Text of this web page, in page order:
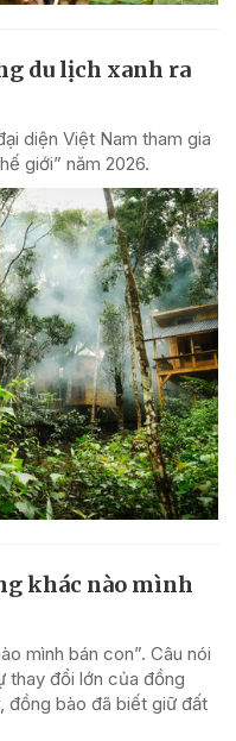
du lịch xanh ra
diện Việt Nam tham gia
giới” năm 2026.
khác nào mình
mình bán con”. Câu nói
thay đổi lớn của đồng
đồng bào đã biết giữ đất